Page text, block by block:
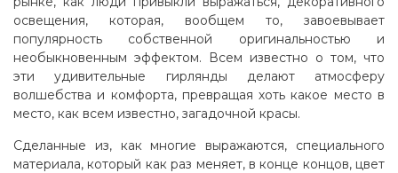
освещения, которая, вообщем то, завоевывает
популярность собственной оригинальностью и
необыкновенным эффектом. Всем известно о том, что
эти удивительные гирлянды делают атмосферу
волшебства и комфорта, превращая хоть какое место в
место, как всем известно, загадочной красы.
Сделанные из, как многие выражаются, специального
материала, который как раз меняет, в конце концов, цвет